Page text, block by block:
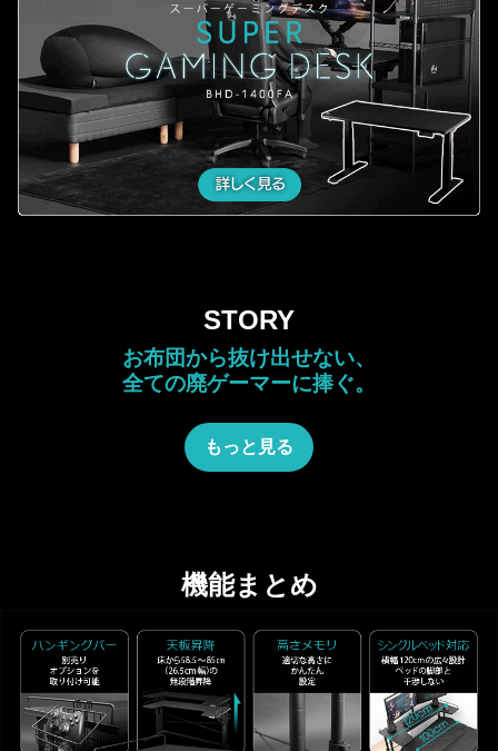
STORY
お布団から抜け出せない、
全ての廃ゲーマーに捧ぐ。
もっと見る
機能まとめ